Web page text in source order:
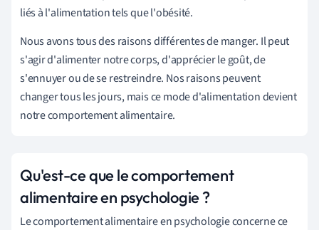
liés à l'alimentation tels que l'obésité.
Nous avons tous des raisons différentes de manger. Il peut
s'agir d'alimenter notre corps, d'apprécier le goût, de
s'ennuyer ou de se restreindre. Nos raisons peuvent
changer tous les jours, mais ce mode d'alimentation devient
notre comportement alimentaire.
Qu'est-ce que le comportement
alimentaire en psychologie ?
Le comportement alimentaire en psychologie concerne ce